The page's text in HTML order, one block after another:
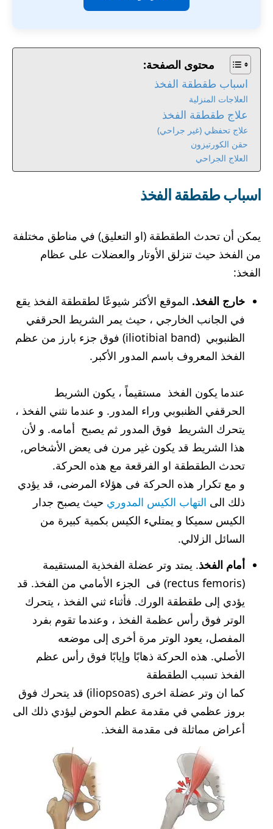
محتوى الصفحة:
اسباب طقطقة الفخذ
العلاجات المنزلية
علاج طقطقة الفخذ
علاج تحفظي (غير جراحي)
حقن الكورتيزون
العلاج الجراحي
اسباب طقطقة الفخذ
يمكن أن تحدث الطقطقة (او التعليق) في مناطق مختلفة
من الفخذ حيث تنزلق الأوتار والعضلات على عظام
الفخذ:
خارج الفخذ. الموقع الأكثر شيوعًا لطقطقة الفخذ يقع
في الجانب الخارجي ، حيث يمر الشريط الحرقفي
الظنبوبي (iliotibial band) فوق جزء بارز من عظم
الفخذ المعروف باسم المدور الأكبر.
عندما يكون الفخذ مستقيماً ، يكون الشريط
الحرقفي الظنبوبي وراء المدور. و عندما نثني الفخذ ،
يتحرك الشريط فوق المدور ثم يصبح أمامه. و لأن
هذا الشريط قد يكون غير مرن فى يعض الأشخاص,
تحدث الطقطقة او الفرقعة مع هذه الحركة.
و مع تكرار هذه الحركة فى هؤلاء المرضى، قد يؤدي
ذلك الى التهاب الكيس المدوري حيث يصبح جدار
الكيس سميكا و يمتليء الكيس بكمية كبيرة من
السائل الزلالي.
أمام الفخذ. يمتد وتر عضلة الفخذية المستقيمة
(rectus femoris) فى الجزء الأمامي من الفخذ. قد
يؤدي إلى طقطقة الورك. فأثناء ثني الفخذ ، يتحرك
الوتر فوق رأس عظمة الفخذ ، وعندما تقوم بفرد
المفصل، يعود الوتر مرة أخرى إلى موضعه
الأصلي. هذه الحركة ذهابًا وإيابًا فوق رأس عظم
الفخذ تسبب الطقطقة
كما ان وتر عضلة اخرى (iliopsoas) قد يتحرك فوق
بروز عظمي في مقدمة عظم الحوض ليؤدي ذلك الى
أعراض مماثلة فى مقدمة الفخذ.